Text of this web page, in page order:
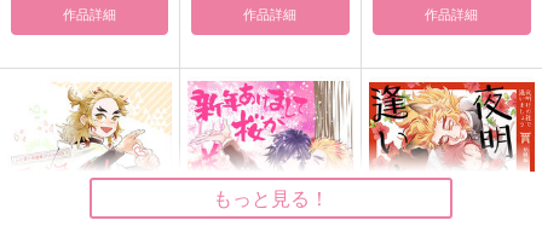
作品詳細 作品詳細 作品詳細
もっと見る！